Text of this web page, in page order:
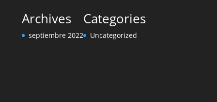
Archives
septiembre 2022
Categories
Uncategorized